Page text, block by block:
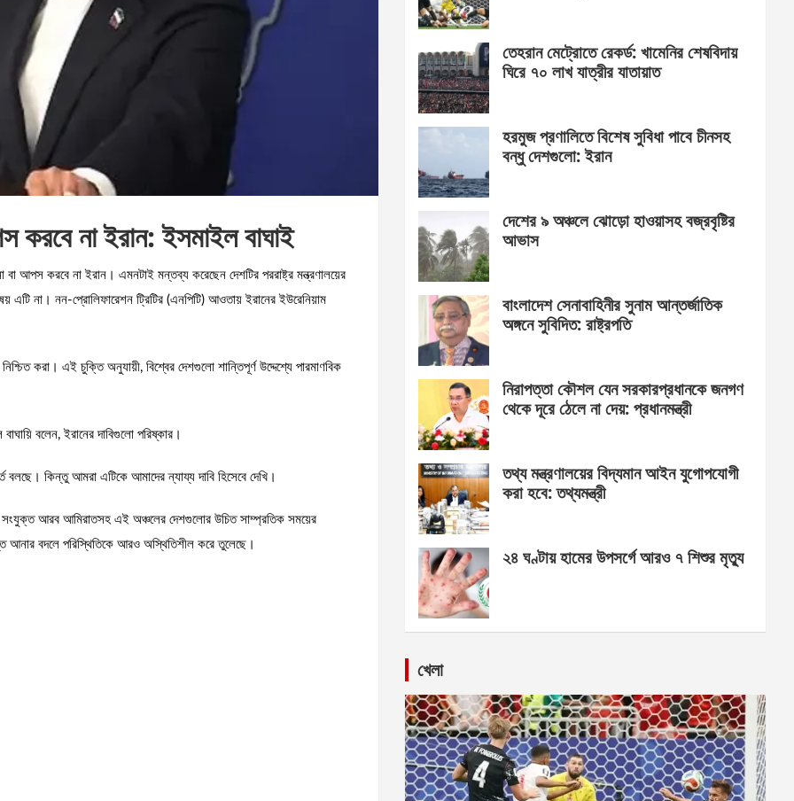
না ইরান: ইসমাইল বাঘাই
আপস করবে না ইরান। এমনটাই মন্তব্য করেছেন দেশটির পররাষ্ট্র মন্ত্রণালয়ের
না। নন-প্রোলিফারেশন ট্রিটির (এনপিটি) আওতায় ইরানের ইউরেনিয়াম
করা। এই চুক্তি অনুযায়ী, বিশ্বের দেশগুলো শান্তিপূর্ণ উদ্দেশ্যে পারমাণবিক
বলেন, ইরানের দাবিগুলো পরিষ্কার।
বলছে। কিন্তু আমরা এটিকে আমাদের ন্যায্য দাবি হিসেবে দেখি।
সংযুক্ত আরব আমিরাতসহ এই অঞ্চলের দেশগুলোর উচিত সাম্প্রতিক সময়ের
আনার বদলে পরিস্থিতিকে আরও অস্থিতিশীল করে তুলেছে।
তেহরান মেট্রোতে রেকর্ড: খামেনির শেষবিদায়
ঘিরে ৭০ লাখ যাত্রীর যাতায়াত
হরমুজ প্রণালিতে বিশেষ সুবিধা পাবে চীনসহ
বন্ধু দেশগুলো: ইরান
দেশের ৯ অঞ্চলে ঝোড়ো হাওয়াসহ বজ্রবৃষ্টির
আভাস
বাংলাদেশ সেনাবাহিনীর সুনাম আন্তর্জাতিক
অঙ্গনে সুবিদিত: রাষ্ট্রপতি
নিরাপত্তা কৌশল যেন সরকারপ্রধানকে জনগণ
থেকে দূরে ঠেলে না দেয়: প্রধানমন্ত্রী
তথ্য মন্ত্রণালয়ের বিদ্যমান আইন যুগোপযোগী
করা হবে: তথ্যমন্ত্রী
২৪ ঘণ্টায় হামের উপসর্গে আরও ৭ শিশুর মৃত্যু
খেলা